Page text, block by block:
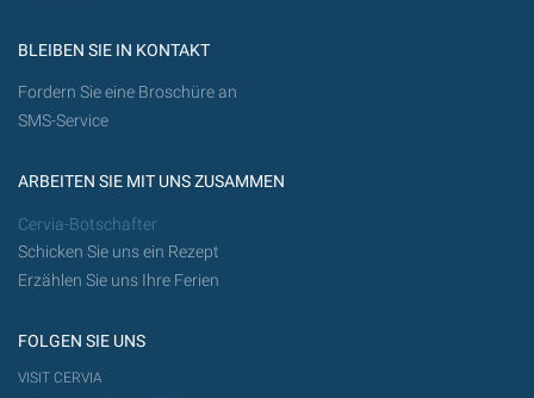
BLEIBEN SIE IN KONTAKT
Fordern Sie eine Broschüre an
SMS-Service
ARBEITEN SIE MIT UNS ZUSAMMEN
Cervia-Botschafter
Schicken Sie uns ein Rezept
Erzählen Sie uns Ihre Ferien
FOLGEN SIE UNS
VISIT CERVIA